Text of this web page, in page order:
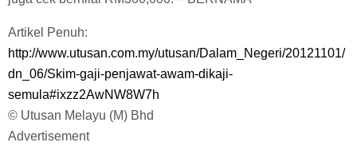
Artikel Penuh:
http://www.utusan.com.my/utusan/Dalam_Negeri/20121101/
dn_06/Skim-gaji-penjawat-awam-dikaji-
semula#ixzz2AwNW8W7h
© Utusan Melayu (M) Bhd
Advertisement